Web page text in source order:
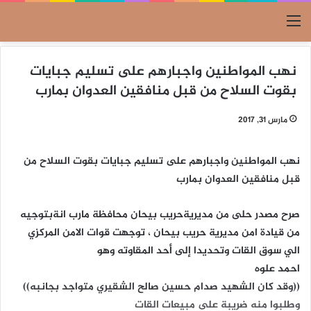
القائمة
نهب المواطنين واجبارهم على تسليم جبايات
بقوت السلاح من قبل منافقين العدوان بمارب
مارس 31, 2017
نهب المواطنين واجبارهم على تسليم جبايات بقوت السلاح من
قبل منافقين العدوان بمارب
صرح مصدر حلى من مديريةحريب بيحان محافظة مارب انةبتوجيه
من قيادة امن مديرية حريب بيحان ، توجهت قوات الامن المركزي
الي سوق القات وتحديدا إلى أحد المقاوته وهو
احمد علوه
((وقد كان الشهيد صدام حسين صالح الشقيري متواجد بجانبه))
وطلبوا منه ضريبة على مبيعات القات